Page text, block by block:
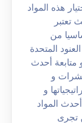
هذه المواد
تعتبر
من
المتحدة
متابعة أحدث
و
و
المواد
تجرى